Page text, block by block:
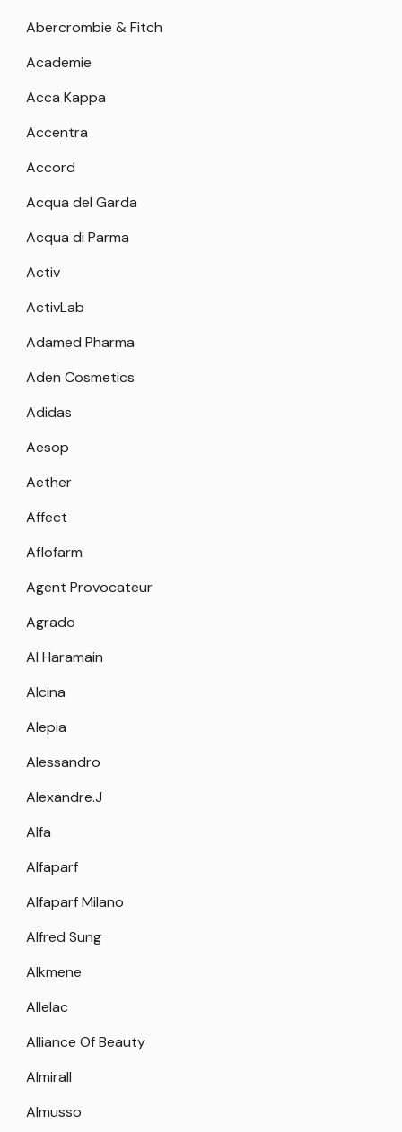
Abercrombie & Fitch
Academie
Acca Kappa
Accentra
Accord
Acqua del Garda
Acqua di Parma
Activ
ActivLab
Adamed Pharma
Aden Cosmetics
Adidas
Aesop
Aether
Affect
Aflofarm
Agent Provocateur
Agrado
Al Haramain
Alcina
Alepia
Alessandro
Alexandre.J
Alfa
Alfaparf
Alfaparf Milano
Alfred Sung
Alkmene
Allelac
Alliance Of Beauty
Almirall
Almusso